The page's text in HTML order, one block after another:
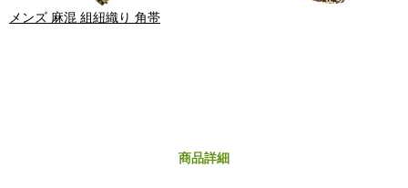
メンズ 麻混 組紐織り 角帯
商品詳細